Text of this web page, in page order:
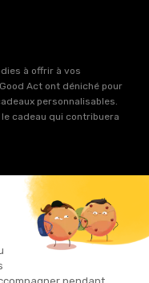
à offrir à vos
Act ont déniché pour
personnalisables.
cadeau qui contribuera
vos valeurs ? Ca
présents sur Good Act
Notre sélection RSEvous
votre campagne de
amour dans de
planête.